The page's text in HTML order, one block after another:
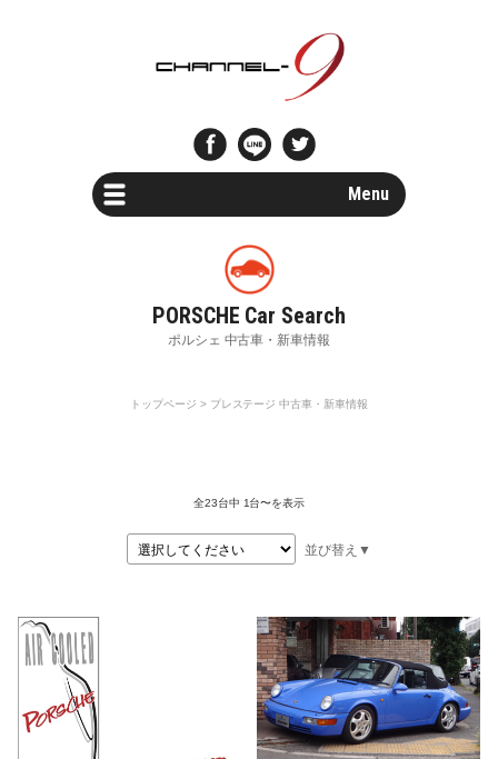
Menu
トップページ > プレステージ 中古車・新車情報
並び替え▼
全23台中 1台〜を表示